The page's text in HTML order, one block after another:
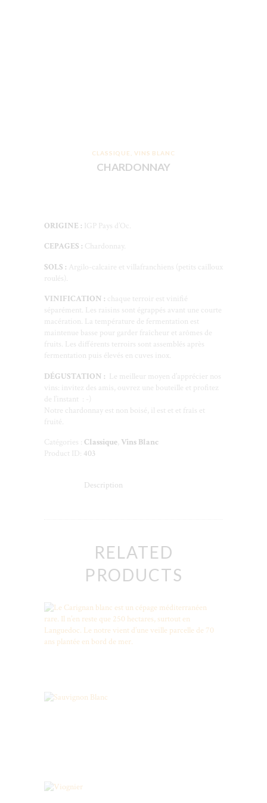
CLASSIQUE VINS BLANC
CHARDONNAY
ORIGINE : IGP Pays d’Oc.
CEPAGES : Chardonnay.
SOLS : Argilo-calcaire et villafranchiens (petits cailloux
roulés).
VINIFICATION : chaque terroir est vinifié
séparément. Les raisins sont égrappés avant une courte
macération. La température de fermentation est
maintenue basse pour garder fraîcheur et arômes de
fruits. Les différents terroirs sont assemblés après
fermentation puis élevés en cuves inox.
DÉGUSTATION : Le meilleur moyen d’apprécier nos
vins: invitez des amis, ouvrez une bouteille et profitez
de l’instant : -)
Notre chardonnay est non boisé, il est et et fraîs et
fruité.
Catégories : Classique Vins Blanc
Product ID: 403
Description
RELATED
PRODUCTS
CARIGNAN BLANC, RARE